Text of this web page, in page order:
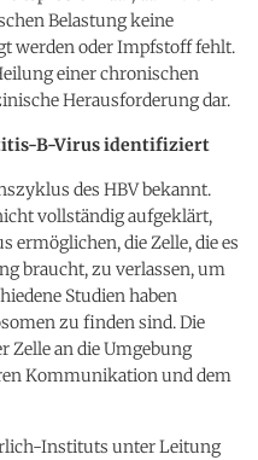
Belastung keine
werden oder Impfstoff fehlt.
einer chronischen
Herausforderung dar.
B-Virus identifiziert
des HBV bekannt.
vollständig aufgeklärt,
ermöglichen, die Zelle, die es
braucht, zu verlassen, um
Studien haben
zu finden sind. Die
Zelle an die Umgebung
Kommunikation und dem
Instituts unter Leitung